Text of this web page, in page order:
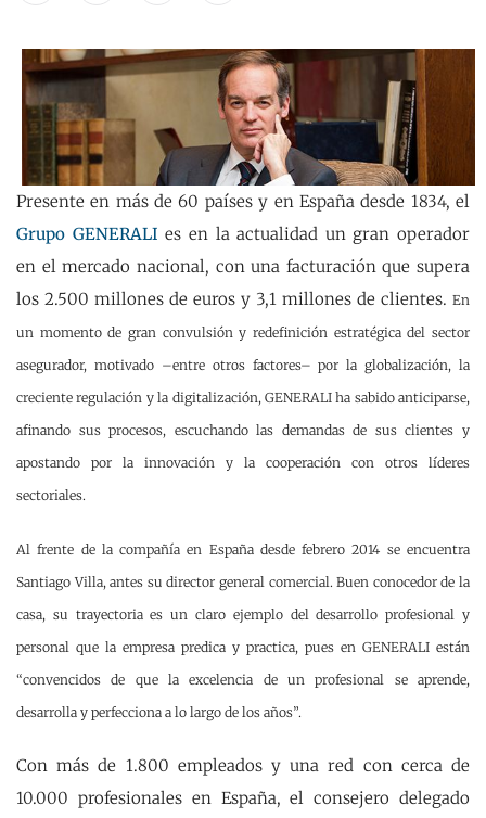
Presente en más de 60 países y en España desde 1834, el
Grupo GENERALI es en la actualidad un gran operador
en el mercado nacional, con una facturación que supera
los 2.500 millones de euros y 3,1 millones de clientes. En
un momento de gran convulsión y redefinición estratégica del sector
asegurador, motivado –entre otros factores– por la globalización, la
creciente regulación y la digitalización, GENERALI ha sabido anticiparse,
afinando sus procesos, escuchando las demandas de sus clientes y
apostando por la innovación y la cooperación con otros líderes
sectoriales.
Al frente de la compañía en España desde febrero 2014 se encuentra
Santiago Villa, antes su director general comercial. Buen conocedor de la
casa, su trayectoria es un claro ejemplo del desarrollo profesional y
personal que la empresa predica y practica, pues en GENERALI están
“convencidos de que la excelencia de un profesional se aprende,
desarrolla y perfecciona a lo largo de los años”.
Con más de 1.800 empleados y una red con cerca de
10.000 profesionales en España, el consejero delegado